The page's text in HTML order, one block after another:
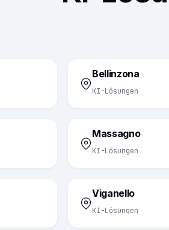
Bellinzona
KI-Lösungen
Massagno
KI-Lösungen
Viganello
KI-Lösungen